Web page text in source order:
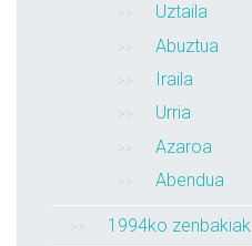
Uztaila
Abuztua
Iraila
Urria
Azaroa
Abendua
1994ko zenbakiak